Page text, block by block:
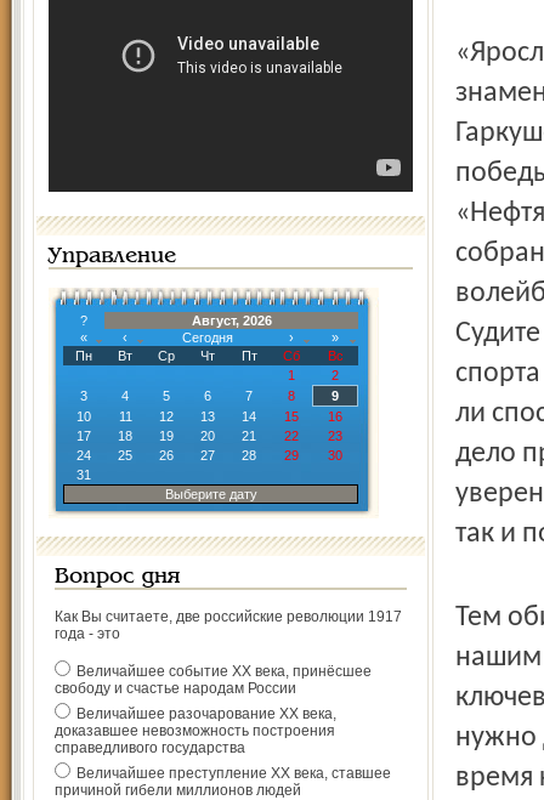
Управление
?
Август, 2026
«
‹ Сегодня ›
»
Пн
Вт Ср Чт Пт Сб
Вс
1
2
3
4 5 6 7 8
9
10
11 12 13 14 15
16
17
18 19 20 21 22
23
24
25 26 27 28 29
30
31
Выберите дату
Вопрос дня
Как Вы считаете, две российские революции 1917
года - это
Величайшее событие ХХ века, принёсшее
свободу и счастье народам России
Величайшее разочарование ХХ века,
доказавшее невозможность построения
справедливого государства
Величайшее преступление ХХ века, ставшее
причиной гибели миллионов людей
ли
дело
так и
Тем
нашим
нужно
время